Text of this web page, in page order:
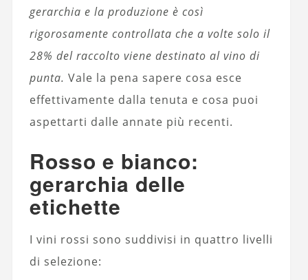
gerarchia e la produzione è così
rigorosamente controllata che a volte solo il
28% del raccolto viene destinato al vino di
punta. Vale la pena sapere cosa esce
effettivamente dalla tenuta e cosa puoi
aspettarti dalle annate più recenti.
Rosso e bianco:
gerarchia delle
etichette
I vini rossi sono suddivisi in quattro livelli
di selezione: